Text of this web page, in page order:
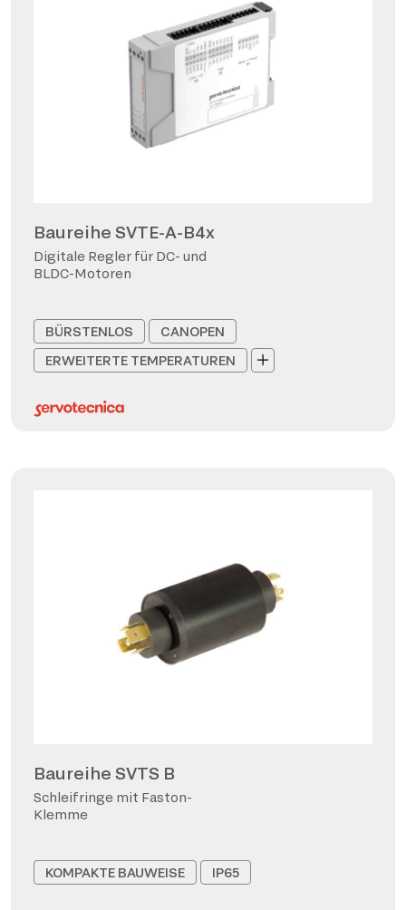
Baureihe SVTE-A-B4x
Digitale Regler für DC- und
BLDC-Motoren
BÜRSTENLOS
CANOPEN
ERWEITERTE TEMPERATUREN
Baureihe SVTS B
Schleifringe mit Faston-
Klemme
KOMPAKTE BAUWEISE IP65